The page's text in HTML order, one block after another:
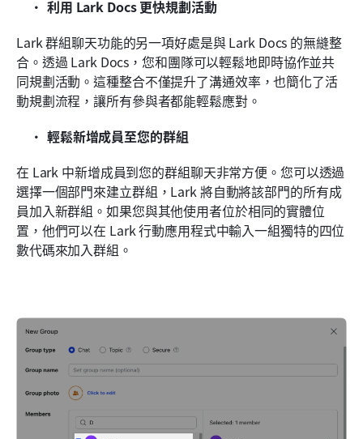
利用 Lark Docs 更快規劃活動
Lark 群組聊天功能的另一項好處是與 Lark Docs 的無縫整
合。透過 Lark Docs，您和團隊可以輕鬆地即時協作並共
同規劃活動。這種整合不僅提升了溝通效率，也簡化了活
動規劃流程，讓所有參與者都能輕鬆應對。
輕鬆新增成員至您的群組
在 Lark 中新增成員到您的群組聊天非常方便。您可以透過
選擇一個部門來建立群組，Lark 將自動將該部門的所有成
員加入新群組。如果您與其他使用者位於相同的實體位
置，他們可以在 Lark 行動應用程式中輸入一組獨特的四位
數代碼來加入群組。